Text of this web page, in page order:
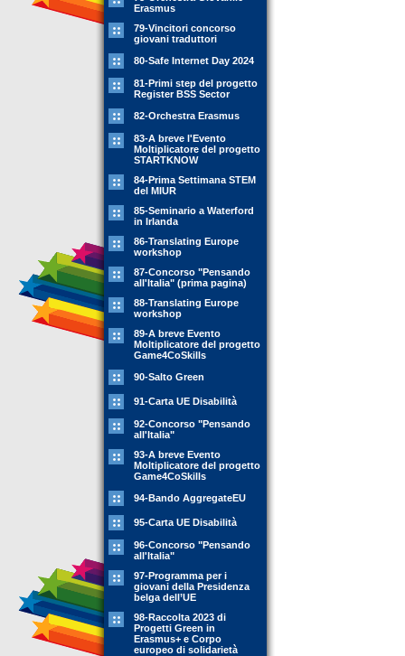
Erasmus
79-Vincitori concorso
giovani traduttori
80-Safe Internet Day 2024
81-Primi step del progetto
Register BSS Sector
82-Orchestra Erasmus
83-A breve l'Evento
Moltiplicatore del progetto
STARTKNOW
84-Prima Settimana STEM
del MIUR
85-Seminario a Waterford
in Irlanda
86-Translating Europe
workshop
87-Concorso "Pensando
all'Italia" (prima pagina)
88-Translating Europe
workshop
89-A breve Evento
Moltiplicatore del progetto
Game4CoSkills
90-Salto Green
91-Carta UE Disabilità
92-Concorso "Pensando
all'Italia"
93-A breve Evento
Moltiplicatore del progetto
Game4CoSkills
94-Bando AggregateEU
95-Carta UE Disabilità
96-Concorso "Pensando
all'Italia"
97-Programma per i
giovani della Presidenza
belga dell’UE
98-Raccolta 2023 di
Progetti Green in
Erasmus+ e Corpo
europeo di solidarietà